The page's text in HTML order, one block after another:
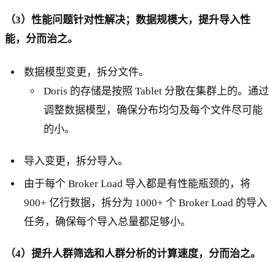
（3）性能问题针对性解决；数据规模大，提升导入性
能，分而治之。
数据模型变更，拆分文件。
Doris 的存储是按照 Tablet 分散在集群上的。通过
调整数据模型，确保分布均匀及每个文件尽可能
的小。
导入变更，拆分导入。
由于每个 Broker Load 导入都是有性能瓶颈的，将
900+ 亿行数据，拆分为 1000+ 个 Broker Load 的导入
任务，确保每个导入总量都足够小。
（4）提升人群筛选和人群分析的计算速度，分而治之。